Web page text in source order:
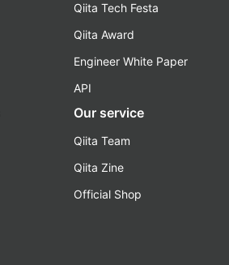
Qiita Tech Festa
Qiita Award
Engineer White Paper
API
Our service
Qiita Team
Qiita Zine
Official Shop